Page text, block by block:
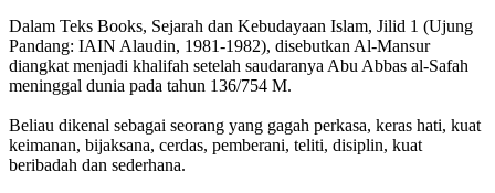
Dalam Teks Books, Sejarah dan Kebudayaan Islam, Jilid 1 (Ujung
Pandang: IAIN Alaudin, 1981-1982), disebutkan Al-Mansur
diangkat menjadi khalifah setelah saudaranya Abu Abbas al-Safah
meninggal dunia pada tahun 136/754 M.
Beliau dikenal sebagai seorang yang gagah perkasa, keras hati, kuat
keimanan, bijaksana, cerdas, pemberani, teliti, disiplin, kuat
beribadah dan sederhana.